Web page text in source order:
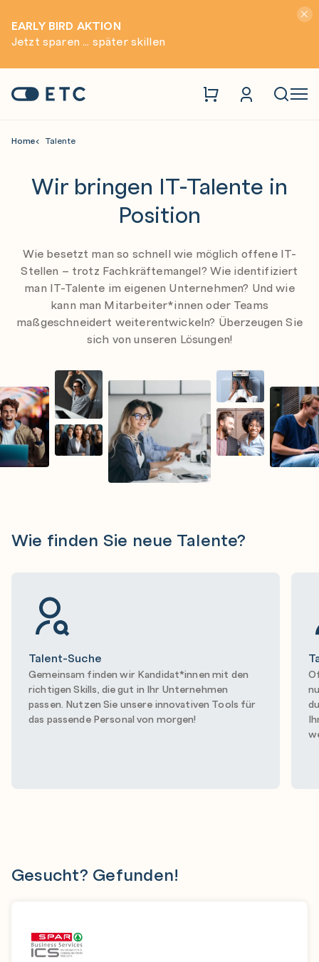
EARLY BIRD AKTION
Jetzt sparen ... später skillen
Startseite: ETC
Home Talente
Wir bringen IT-Talente in
Position
Wie besetzt man so schnell wie möglich offene IT-
Stellen – trotz Fachkräftemangel? Wie identifiziert
man IT-Talente im eigenen Unternehmen? Und wie
kann man Mitarbeiter*innen oder Teams
maßgeschneidert weiterentwickeln? Überzeugen Sie
sich von unseren Lösungen!
Wie finden Sie neue Talente?
Talent-Suche
Gemeinsam finden wir Kandidat*innen mit den
richtigen Skills, die gut in Ihr Unternehmen
passen. Nutzen Sie unsere innovativen Tools für
das passende Personal von morgen!
Gesucht? Gefunden!